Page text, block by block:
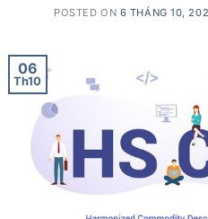
POSTED ON 6 THÁNG 10,
06
Th10